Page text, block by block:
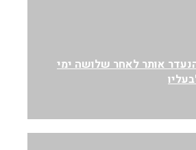
אותר לאחר שלושה ימי